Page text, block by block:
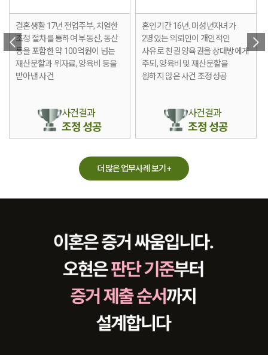
결혼생활 17년 전업주부, 치열한
조정 절차를 통하여 부동산, 동산
등을 포함한 약 100억원이 넘는
재산분할과 위자료, 양육비 등을
받아낸 사건
사건결과
조정 성공
혼인기간 16년. 미성년자녀가
2명있는 의뢰인이 개인적인
사유로 친권 양육권을 상대방에게
주되, 양육비 및 재산분할을
원하지 않은 사건 조정성공
사건결과
조정 성공
더 많은 업무사례 보기 +